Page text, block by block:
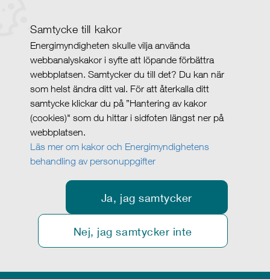
Samtycke till kakor
Energimyndigheten skulle vilja använda
webbanalyskakor i syfte att löpande förbättra
webbplatsen. Samtycker du till det? Du kan när
som helst ändra ditt val. För att återkalla ditt
samtycke klickar du på ”Hantering av kakor
(cookies)" som du hittar i sidfoten längst ner på
webbplatsen.
Läs mer om kakor och Energimyndighetens
behandling av personuppgifter
Ja, jag samtycker
Nej, jag samtycker inte